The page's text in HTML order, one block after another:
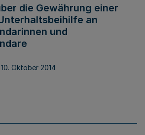
die Gewährung einer
an
und
Oktober 2014